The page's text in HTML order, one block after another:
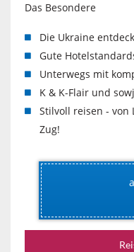
Das Besondere
Die Ukraine
Gute
Unterwegs mit
K & K-Flair und
Stilvoll reisen - von
Zug!